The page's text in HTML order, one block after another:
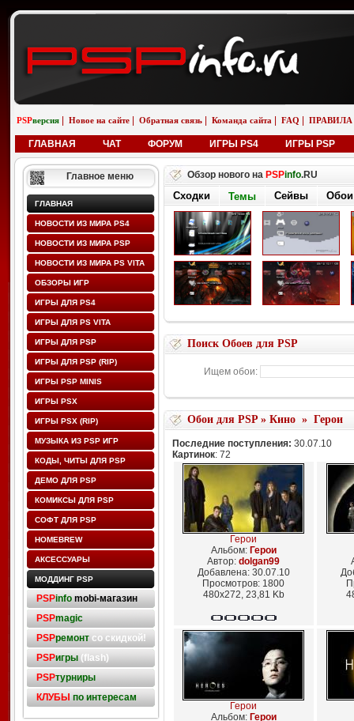
PSPверсия Новое на сайте Обратная связь Команда сайта FAQ ПРАВИЛА
ГЛАВНАЯ ЧАТ ФОРУМ ИГРЫ PS4 ИГРЫ PSP
Главное меню
ГЛАВНАЯ
НОВОСТИ ИЗ МИРА PS4
НОВОСТИ ИЗ МИРА PSP
НОВОСТИ ИЗ МИРА PS VITA
ОБЗОРЫ ИГР
ИГРЫ ДЛЯ PS4
ИГРЫ ДЛЯ PS VITA
ИГРЫ ДЛЯ PSP
ИГРЫ ДЛЯ PSP (RIP)
ИГРЫ PSP MINIS
ИГРЫ PSX
ИГРЫ PSX (RIP)
МУЗЫКА ИЗ PSP ИГР
КОДЫ, ЧИТЫ ДЛЯ PSP
ДЕМО ДЛЯ PSP
КОМИКСЫ ДЛЯ PSP
СОФТ ДЛЯ PSP
HOMEBREW
АКСЕССУАРЫ
МОДДИНГ PSP
PSPinfo mobi-магазин
PSPmagic
PSPремонтсо скидкой!
PSPигры(flash)
PSPтурниры
КЛУБЫ по интересам
Обзор нового на PSPinfo.RU
Сходки Темы Сейвы Обои
Поиск Обоев для PSP
Ищем обои:
Обои для PSP» Кино» Герои
Последние поступления: 30.07.10
Картинок: 72
Герои
Альбом: Герои
Автор: dolgan99
Добавлена: 30.07.10
Просмотров: 1800
480x272, 23,81 Kb
Герои
Альбом: Герои